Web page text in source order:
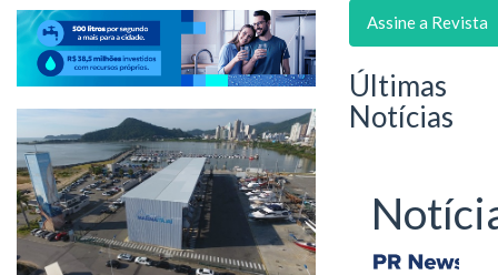
Assine a Revista
Últimas
Notícias